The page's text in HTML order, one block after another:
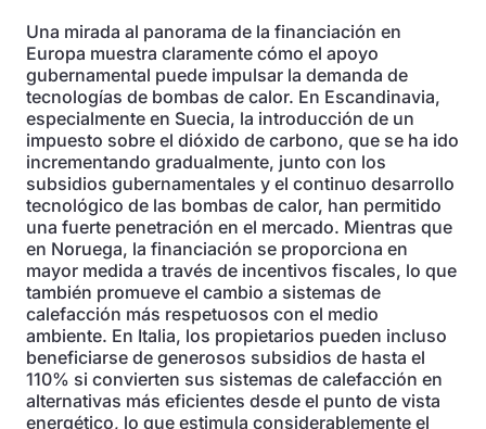
Una mirada al panorama de la financiación en
Europa muestra claramente cómo el apoyo
gubernamental puede impulsar la demanda de
tecnologías de bombas de calor. En Escandinavia,
especialmente en Suecia, la introducción de un
impuesto sobre el dióxido de carbono, que se ha ido
incrementando gradualmente, junto con los
subsidios gubernamentales y el continuo desarrollo
tecnológico de las bombas de calor, han permitido
una fuerte penetración en el mercado. Mientras que
en Noruega, la financiación se proporciona en
mayor medida a través de incentivos fiscales, lo que
también promueve el cambio a sistemas de
calefacción más respetuosos con el medio
ambiente. En Italia, los propietarios pueden incluso
beneficiarse de generosos subsidios de hasta el
110% si convierten sus sistemas de calefacción en
alternativas más eficientes desde el punto de vista
energético, lo que estimula considerablemente el